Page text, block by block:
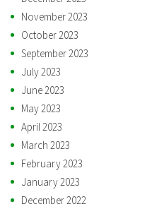
November 2023
October 2023
September 2023
July 2023
June 2023
May 2023
April 2023
March 2023
February 2023
January 2023
December 2022